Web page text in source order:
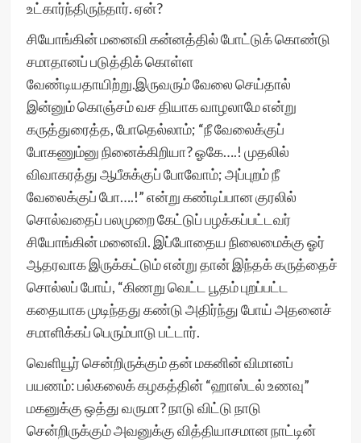
உட்கார்ந்திருந்தார். ஏன்?
சியோங்கின் மனைவி கன்னத்தில் போட்டுக் கொண்டு
சமாதானப் படுத்திக் கொள்ள
வேண்டியதாயிற்று.இருவரும் வேலை செய்தால்
இன்னும் கொஞ்சம் வச தியாக வாழலாமே என்று
கருத்துரைத்த, போதெல்லாம்; “நீ வேலைக்குப்
போகணும்னு நினைக்கிறியா? ஓகே….! முதலில்
விவாகரத்து ஆபீசுக்குப் போவோம்; அப்புறம் நீ
வேலைக்குப் போ….!” என்று கண்டிப்பான குரலில்
சொல்வதைப் பலமுறை கேட்டுப் பழக்கப்பட்டவர்
சியோங்கின் மனைவி. இப்போதைய நிலைமைக்கு ஓர்
ஆதரவாக இருக்கட்டும் என்று தான் இந்தக் கருத்தைச்
சொல்லப் போய், “கிணறு வெட்ட பூதம் புறப்பட்ட
கதையாக முடிந்தது கண்டு அதிர்ந்து போய் அதனைச்
சமாளிக்கப் பெரும்பாடு பட்டார்.
வெளியூர் சென்றிருக்கும் தன் மகனின் விமானப்
பயணம்: பல்கலைக் கழகத்தின் “ஹாஸ்டல் உணவு”
மகனுக்கு ஒத்து வருமா? நாடு விட்டு நாடு
சென்றிருக்கும் அவனுக்கு வித்தியாசமான நாட்டின்